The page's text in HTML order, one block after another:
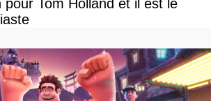
Tom Holland et il est le